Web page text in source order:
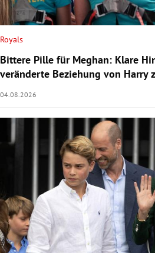
Royals
Bittere Pille für Meghan: Klare
veränderte Beziehung von Harry
04.08.2026